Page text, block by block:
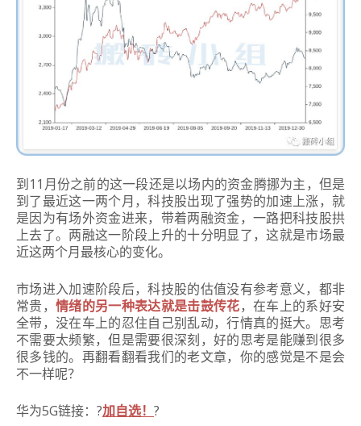
到11月份之前的这一段还是以场内的资金腾挪为主，但是
到了最近这一两个月，科技股出现了强势的加速上涨，就
是因为有场外资金进来，带着两融资金，一路把科技股拱
上去了。两融这一阶段上升的十分明显了，这就是市场最
近这两个月最核心的变化。
市场进入加速阶段后，科技股的估值没有参考意义，都非
常贵， 情绪的另一种表达就是击鼓传花，在车上的系好安
全带，没在车上的忍住自己别乱动，行情真的挺大。思考
不需要太频繁，但是需要很深刻，好的思考是能赚到很多
很多钱的。再翻看翻看我们的老文章，你的感觉是不是会
不一样呢？
华为5G链接：?加自选！ ?